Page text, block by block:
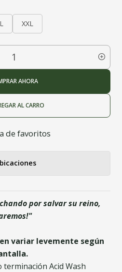
XXL
AL CARRO
AHORA
de favoritos
por salvar su reino,
variar levemente según
terminación Acid Wash